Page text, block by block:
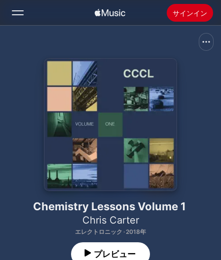
サインイン
Apple Musicをインストール
Chemistry Lessons Volume 1
Chris Carter
エレクトロニック · 2018年
プレビュー